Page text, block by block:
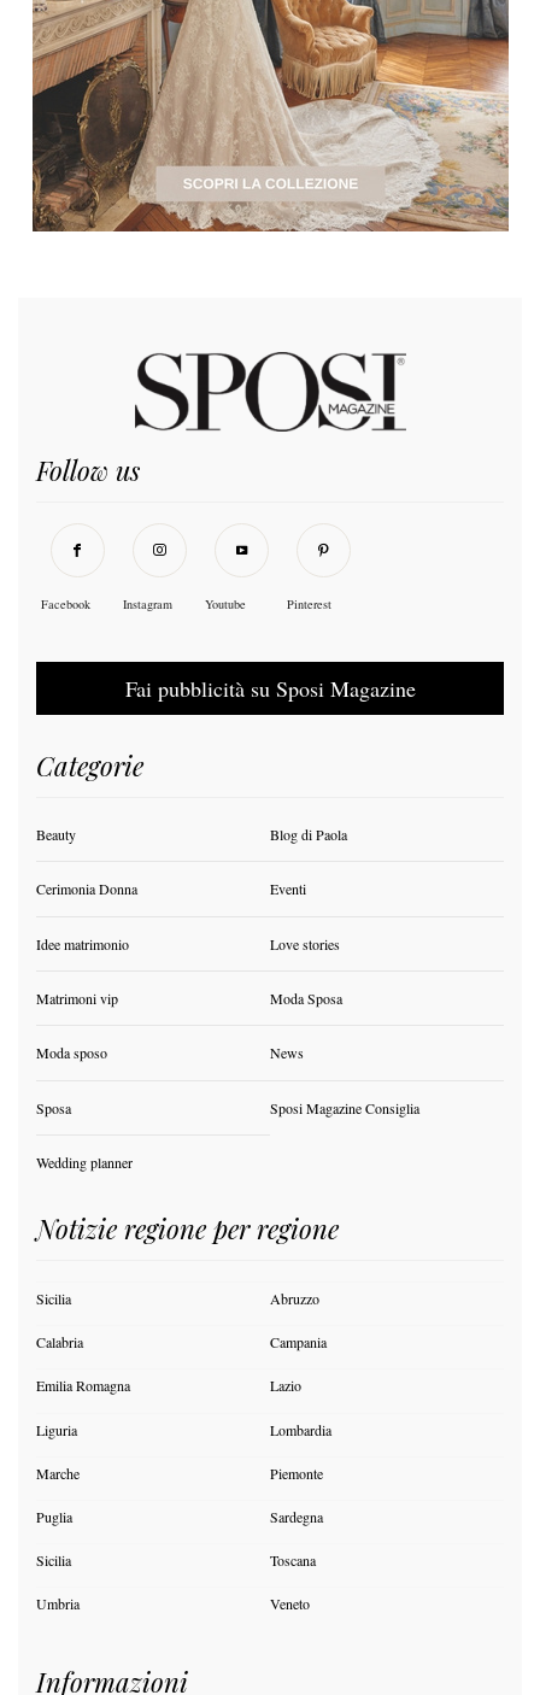
Follow us
Facebook Instagram Youtube Pinterest
Fai pubblicità su Sposi Magazine
Categorie
Beauty Blog di Paola
Cerimonia Donna Eventi
Idee matrimonio Love stories
Matrimoni vip Moda Sposa
Moda sposo News
Sposa Sposi Magazine Consiglia
Wedding planner
Notizie regione per regione
Sicilia Abruzzo
Calabria Campania
Emilia Romagna Lazio
Liguria Lombardia
Marche Piemonte
Puglia Sardegna
Sicilia Toscana
Umbria Veneto
Informazioni